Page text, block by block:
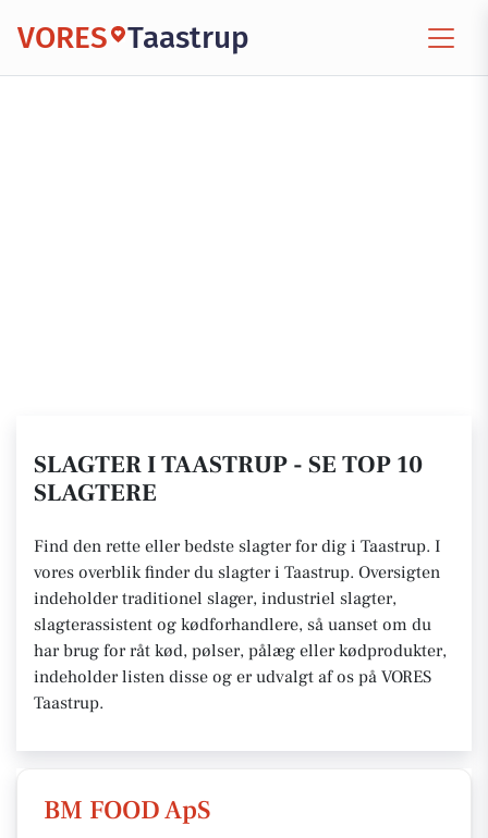
VORES Taastrup
SLAGTER I TAASTRUP - SE TOP 10
SLAGTERE
Find den rette eller bedste slagter for dig i Taastrup. I
vores overblik finder du slagter i Taastrup. Oversigten
indeholder traditionel slager, industriel slagter,
slagterassistent og kødforhandlere, så uanset om du
har brug for råt kød, pølser, pålæg eller kødprodukter,
indeholder listen disse og er udvalgt af os på VORES
Taastrup.
BM FOOD ApS